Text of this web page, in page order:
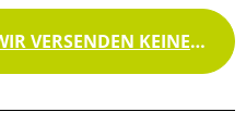
NACHRICHT SENDEN. ! WIR VERSENDEN KEINE WAREN !